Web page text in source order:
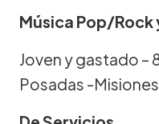
Música Pop/Rock
Joven y gastado –
Posadas -Misiones